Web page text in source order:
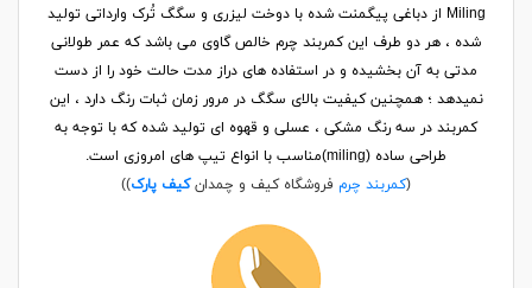
Miling از دباغی پیگمنت شده با دوخت لیزری و سگگ تُرک وارداتی تولید
شده ، هر دو طرف این کمربند چرم خالص گاوی می باشد که عمر طولانی
مدتی به آن بخشیده و در استفاده های دراز مدت حالت خود را از دست
نمیدهد ؛ همچنین کیفیت بالای سگگ در مرور زمان ثبات رنگ دارد ، این
کمربند در سه رنگ مشکی ، عسلی و قهوه ای تولید شده که با توجه به
طراحی ساده (miling)مناسب با انواع تیپ های امروزی است.
کمربند چرمفروشگاه کیف و چمدانکیف پارک))